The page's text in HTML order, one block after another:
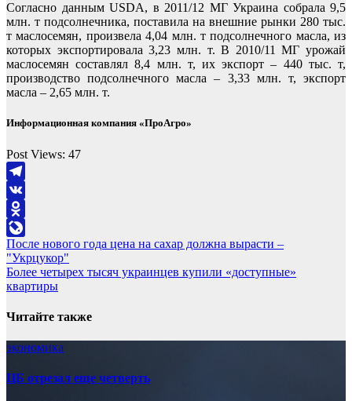
Согласно данным USDA, в 2011/12 МГ Украина собрала 9,5
млн. т подсолнечника, поставила на внешние рынки 280 тыс.
т маслосемян, произвела 4,04 млн. т подсолнечного масла, из
которых экспортировала 3,23 млн. т. В 2010/11 МГ урожай
маслосемян составлял 8,4 млн. т, их экспорт – 440 тыс. т,
производство подсолнечного масла – 3,33 млн. т, экспорт
масла – 2,65 млн. т.
Информационная компания «ПроАгро»
Post Views: 47
Telegram
VK
Odnoklassniki
LiveJournal
Навигация
по
записям
После нового года цена на сахар должна вырасти –
"Укрцукор"
Более четырех тысяч украинцев купили «доступные»
квартиры
Читайте также
экономика
ЦБ отрезал еще четверть